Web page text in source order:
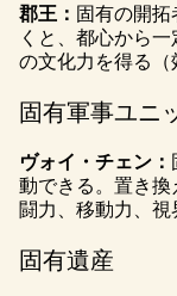
郡王： 固有の開
くと、都心から
の文化力を得る（
固有軍事ユニ
ヴォイ・チェン：
動できる。置き
闘力、移動力、視
固有遺産